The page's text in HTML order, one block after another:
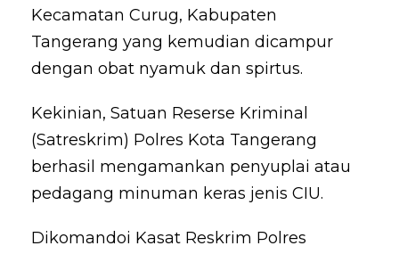
Kecamatan Curug, Kabupaten
Tangerang yang kemudian dicampur
dengan obat nyamuk dan spirtus.
Kekinian, Satuan Reserse Kriminal
(Satreskrim) Polres Kota Tangerang
berhasil mengamankan penyuplai atau
pedagang minuman keras jenis CIU.
Dikomandoi Kasat Reskrim Polres